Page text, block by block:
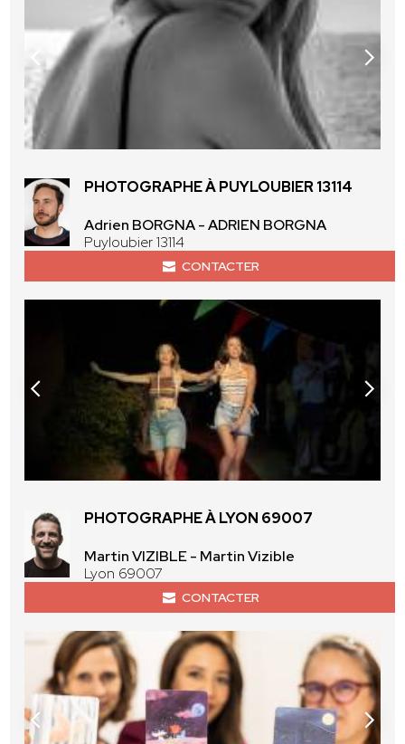
PHOTOGRAPHE À PUYLOUBIER 13114
Adrien BORGNA - ADRIEN BORGNA
Puyloubier 13114
CONTACTER
PHOTOGRAPHE À LYON 69007
Martin VIZIBLE - Martin Vizible
Lyon 69007
CONTACTER